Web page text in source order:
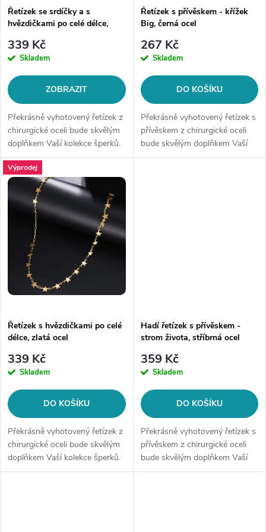
r
o
d
u
k
t
ů
r
o
d
u
k
t
ů
Řetízek se srdíčky a s
hvězdičkami po celé délce,
339 Kč
Skladem
ZOBRAZIT
Překrásně vyhotovený řetízek z
chirurgické oceli bude skvělým
doplňkem Vaší kolekce šperků.
Materiál: chirurgická ocel 316L
Délka řetízku: 50 cm Šíře
řetízku: 5...
Řetízek s přívěskem - křížek
Big, černá ocel
267 Kč
Skladem
DO KOŠÍKU
Překrásně vyhotovený řetízek s
přívěskem z chirurgické oceli
bude skvělým doplňkem Vaší
kolekce šperků. Materiál:
Výprodej
Řetízek s hvězdičkami po celé
délce, zlatá ocel
339 Kč
Skladem
DO KOŠÍKU
Překrásně vyhotovený řetízek z
chirurgické oceli bude skvělým
doplňkem Vaší kolekce šperků.
Materiál: chirurgická ocel 316L
Hadí řetízek s přívěskem -
strom života, stříbrná ocel
359 Kč
Skladem
DO KOŠÍKU
Překrásně vyhotovený řetízek s
přívěskem z chirurgické oceli
bude skvělým doplňkem Vaší
kolekce šperků. Materiál: